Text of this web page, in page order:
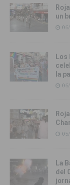
un
Los
la
La
del